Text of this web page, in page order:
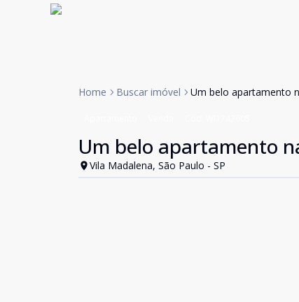
Home Buscar imóvel Um belo apartamento
Um belo apartamento
Vila Madalena, São Paulo - SP